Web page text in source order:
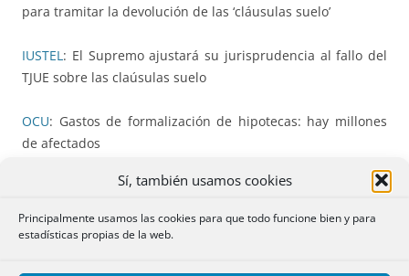
Sí, también usamos cookies
Principalmente usamos las cookies para que todo funcione bien y para
estadísticas propias de la web.
para tramitar la devolución de las ‘cláusulas suelo’
IUSTEL: El Supremo ajustará su jurisprudencia al fallo del
TJUE sobre las claúsulas suelo
OCU: Gastos de formalización de hipotecas: hay millones
de afectados
: La Comisión Europea castiga la pasividad de España